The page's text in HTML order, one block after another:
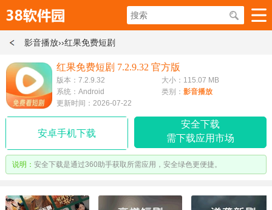
影音播放››红果免费短剧
红果免费短剧 7.2.9.32 官方版
版本：7.2.9.32
大小：115.07 MB
系统：Android
类别： 影音播放
更新时间：2026-07-22
安卓手机下载
安全下载
需下载应用市场
说明： 安全下载是通过360助手获取所需应用，安全绿色更便捷。